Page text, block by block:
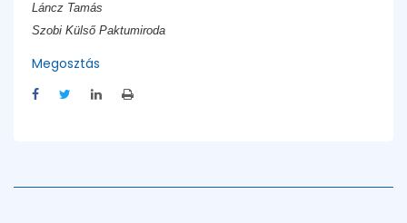
Láncz Tamás
Szobi Külső Paktumiroda
Megosztás